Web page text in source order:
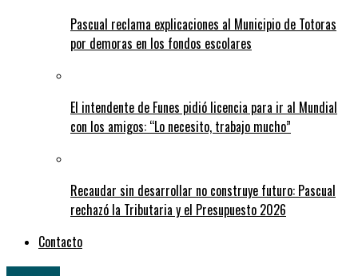
Pascual reclama explicaciones al Municipio de Totoras
por demoras en los fondos escolares
El intendente de Funes pidió licencia para ir al Mundial
con los amigos: “Lo necesito, trabajo mucho”
Recaudar sin desarrollar no construye futuro: Pascual
rechazó la Tributaria y el Presupuesto 2026
Contacto